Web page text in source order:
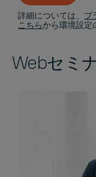
詳細については、 プ
こちらから環境設定
Webセミ